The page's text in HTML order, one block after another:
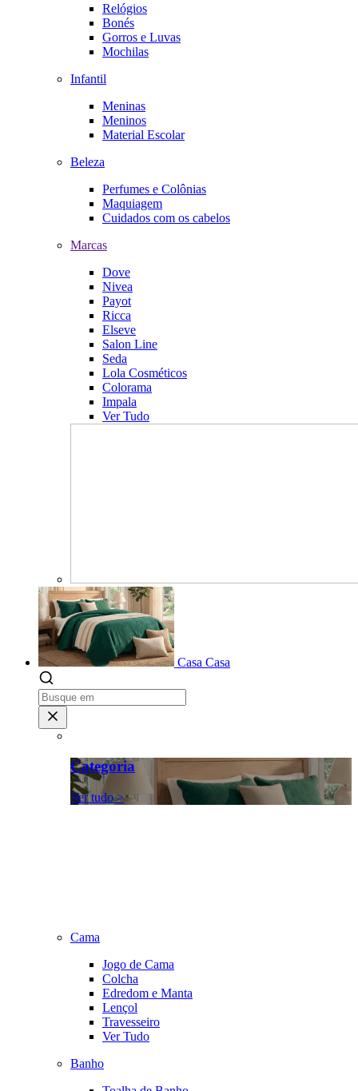
Relógios
Bonés
Gorros e Luvas
Mochilas
Infantil
Meninas
Meninos
Material Escolar
Beleza
Perfumes e Colônias
Maquiagem
Cuidados com os cabelos
Marcas
Dove
Nivea
Payot
Ricca
Elseve
Salon Line
Seda
Lola Cosméticos
Colorama
Impala
Ver Tudo
Casa Casa
Categoria
Ver tudo >
Cama
Jogo de Cama
Colcha
Edredom e Manta
Lençol
Travesseiro
Ver Tudo
Banho